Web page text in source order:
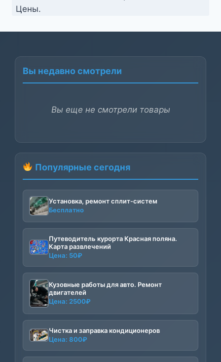
Цены.
Вы недавно смотрели
Вы еще не смотрели товары
Популярные сегодня
Установка, ремонт сплит-систем
Бесплатно
Путеводитель курорта Красная поляна.
Карта развлечений
Цена: 50₽
Кузовные работы для авто. Ремонт
двигателей
Цена: 2500₽
Чистка и заправка кондиционеров
Цена: 800₽